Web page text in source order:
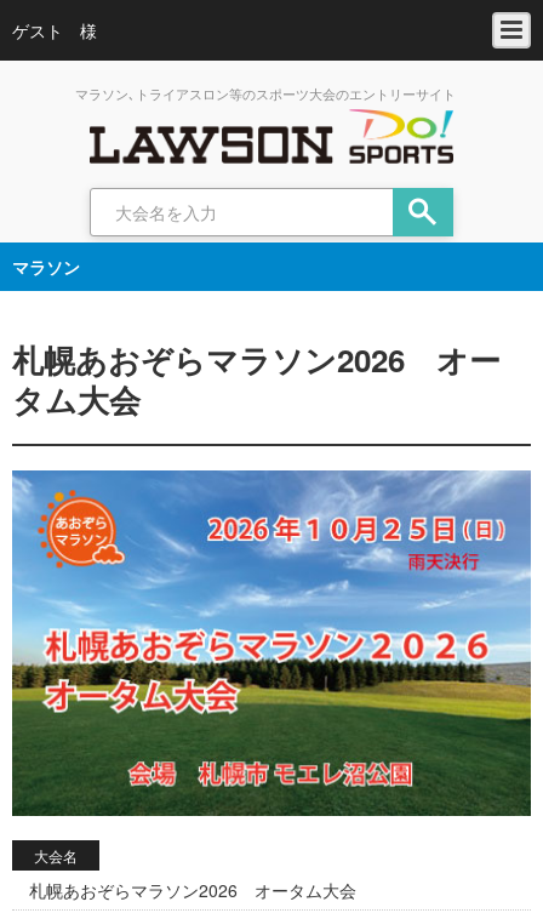
ゲスト 様
マラソン､トライアスロン等のスポーツ大会のエントリーサイト
マラソン
札幌あおぞらマラソン2026 オー
タム大会
大会名
札幌あおぞらマラソン2026 オータム大会